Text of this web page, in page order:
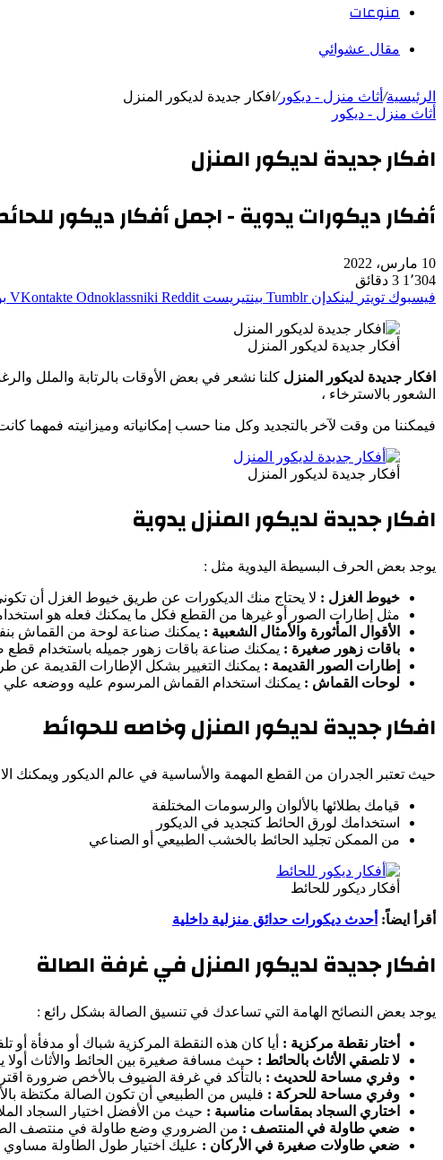
منوعات
مقال عشوائي
الرئيسية/ أثاث منزل - ديكور/ افكار جديدة لديكور المنزل
أثاث منزل - ديكور
افكار جديدة لديكور المنزل
أفكار ديكورات يدوية - اجمل أفكار ديكور
10 مارس، 2022
1٬304 3 دقائق
فيسبوك تويتر لينكدإن بينتيريست Odnoklassniki
أفكار جديدة لديكور المنزل
افكار جديدة لديكور المنزل كلنا نشعر في بعض الأوقات بالرتابة والملل
الشعور بالاسترخاء ،
فيمكننا من وقت لآخر بالتجديد وكل منا حسب إمكانياته وميزانيته فمهما
أفكار جديدة لديكور المنزل
افكار جديدة لديكور المنزل يدوية
يوجد بعض الحرف البسيطة اليدوية مثل :
خيوط الغزل : لا يحتاج منك الديكورات عن طريق خيوط الغزل أن
مثل إطارات الصور أو غيرها من القطع فكل ما يمكنك فعله هو
الأقوال المأثورة والأمثال الشعبية : يمكنك صناعة لوحة من القماش
باقات زهور صغيرة : يمكنك صناعة باقات زهور جميله باستخدام
إطارات الصور القديمة : يمكنك التغيير بشكل الإطارات القديمة عن
لوحات القماش : يمكنك استخدام القماش المرسوم عليه ووضعه
افكار جديدة لديكور المنزل وخاصه للحوائط
حيث تعتبر الجدران من القطع المهمة والأساسية في عالم الديكور ويمكنك
قيامك بطلائها بالألوان والرسومات المختلفة
استخدامك لورق الحائط كتجديد في الديكور
من الممكن تجليد الحائط بالخشب الطبيعي أو الصناعي
أفكار ديكور للحائط
أقرأ ايضاً: أحدث ديكورات حدائق منزلية داخلية
افكار جديدة لديكور المنزل في غرفة الصالة
يوجد بعض النصائح الهامة التي تساعدك في تنسيق الصالة بشكل رائع :
أختار نقطة مركزية : أيا كان هذه النقطة المركزية شباك أو مدفأة أو
لا تلصقي الأثاث بالحائط : حيث مسافة صغيرة بين الحائط والأثاث
وفري مساحة للحديث : بالتأكد في غرفة الضيوف بالأخص ضرورة
وفري مساحة للحركة : فليس من الطبيعي أن تكون الصالة مكتظة
اختاري السجاد بمقاسات مناسبة : حيث من الأفضل اختيار السجاد
ضعي طاولة في المنتصف : من الضروري وضع طاولة في منتصف
ضعي طاولات صغيرة في الأركان : عليك اختيار طول الطاولة